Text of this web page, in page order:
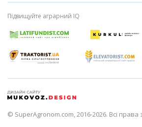
Підвищуйте аграрний IQ
© SuperAgronom.com, 2016-2026. Всі